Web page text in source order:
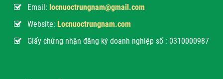
Email: locnuoctrungnam@gmail.com
Website: Locnuoctrungnam.com
Giấy chứng nhận đăng ký doanh nghiệp số : 0310000987